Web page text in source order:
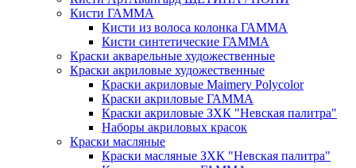
Кисти ГАММА
Кисти из волоса колонка ГАММА
Кисти синтетические ГАММА
Краски акварельные художественные
Краски акриловые художественные
Краски акриловые Maimery Polycolor
Краски акриловые ГАММА
Краски акриловые ЗХК "Невская палитра"
Наборы акриловых красок
Краски масляные
Краски масляные ЗХК "Невская палитра"